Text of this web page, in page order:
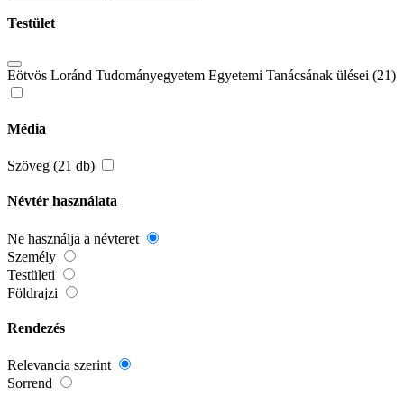
Testület
Eötvös Loránd Tudományegyetem Egyetemi Tanácsának ülései (21)
Média
Szöveg (21 db)
Névtér használata
Ne használja a névteret
Személy
Testületi
Földrajzi
Rendezés
Relevancia szerint
Sorrend